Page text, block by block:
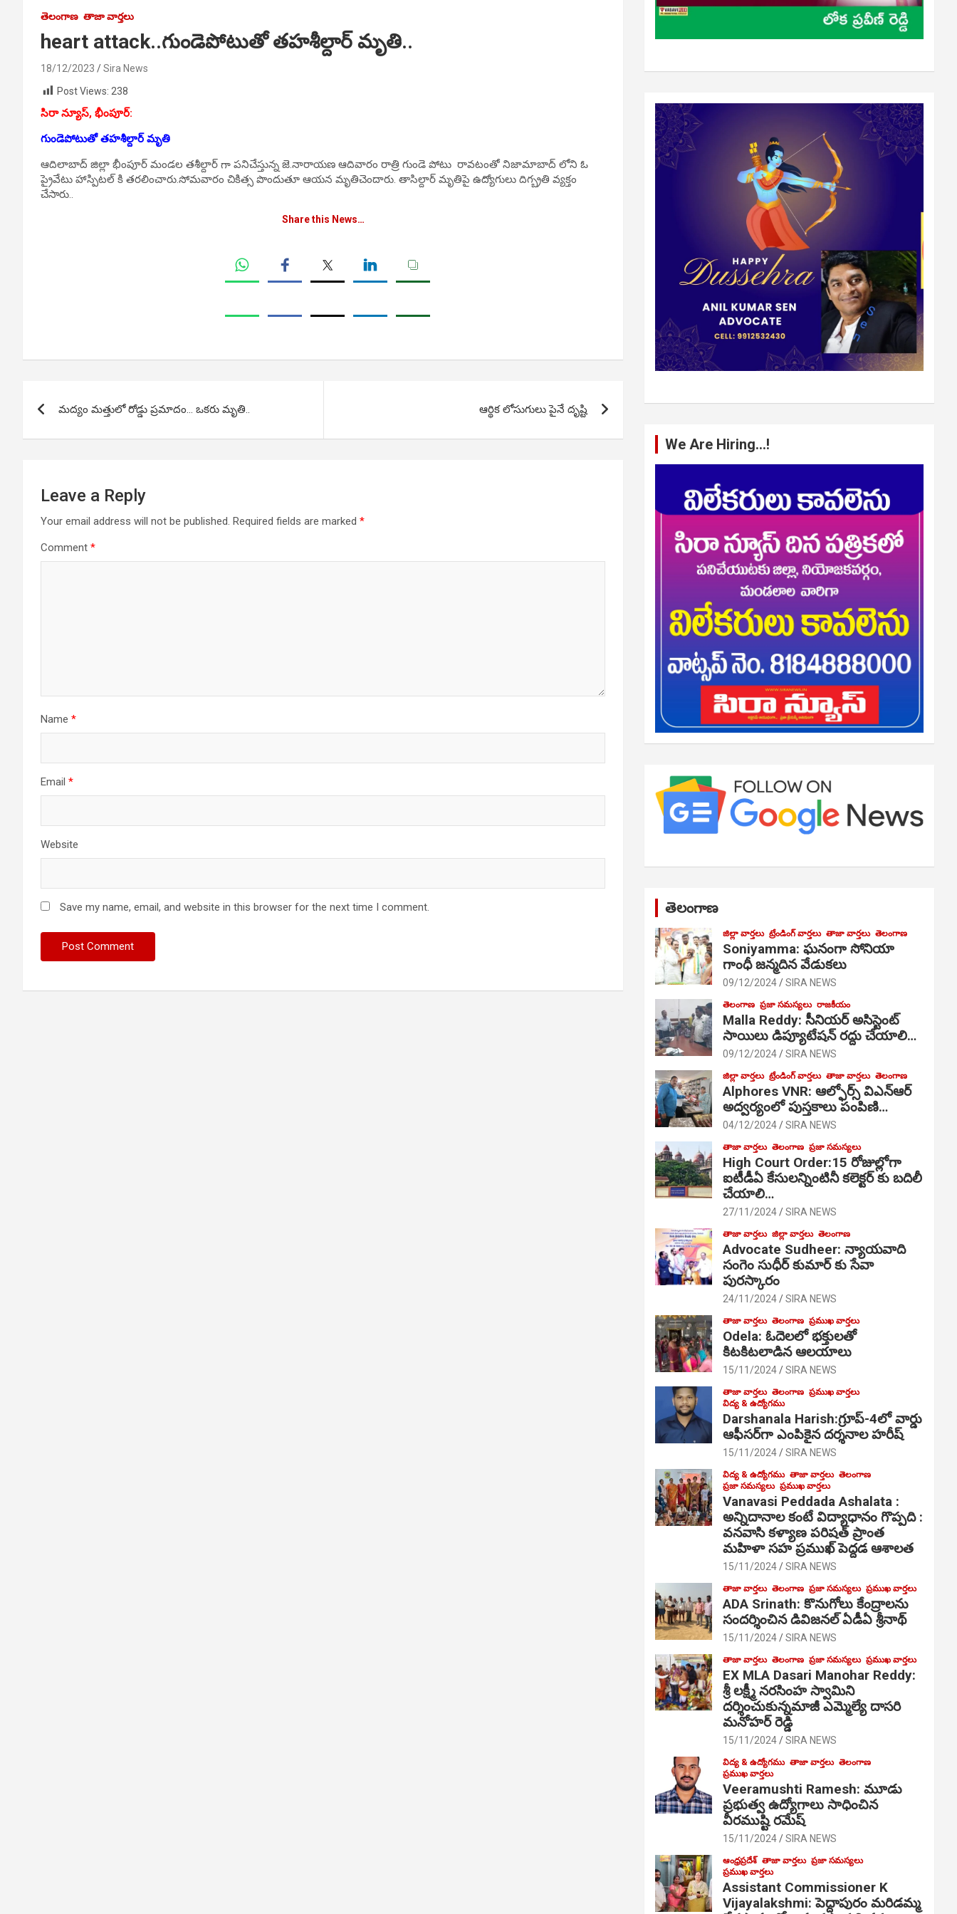
తెలంగాణ తాజా వార్తలు
heart attack..గుండెపోటుతో తహశీల్దార్ మృతి..
18/12/2023
Sira News
Post Views: 238
సిరా న్యూస్, భీంపూర్:
గుండెపోటుతో తహశీల్దార్ మృతి
ఆదిలాబాద్ జిల్లా భీంపూర్ మండల తశీల్దార్ గా పనిచేస్తున్న జె.నారాయణ ఆదివారం రాత్రి గుండె పోటు రావటంతో నిజామాబాద్ లోని ఓ
ప్రైవేటు హాస్పిటల్ కి తరలించారు.సోమవారం చికిత్స పొందుతూ ఆయన మృతిచెందారు. తాసిల్దార్ మృతిపై ఉద్యోగులు దిగ్బ్రతి వ్యక్తం
చేసారు..
Share this News…
navigation
మద్యం మత్తులో రోడ్డు ప్రమాదం… ఒకరు మృతి.. ఆర్థిక లోసుగులు పైనే దృష్టి
Leave a Reply
Your email address will not be published. Required fields are marked *
Comment *
Name *
Email *
Website
Save my name, email, and website in this browser for the next time I comment.
We Are Hiring…!
తెలంగాణ
జిల్లా వార్తలు ట్రేండింగ్ వార్తలు తాజా వార్తలు తెలంగాణ
Soniyamma: ఘ‌నంగా సోనియా
గాంధీ జ‌న్మ‌దిన వేడుక‌లు
09/12/2024 SIRA NEWS
తెలంగాణ ప్రజా సమస్యలు రాజకీయం
Malla Reddy: సీనియర్ అసిస్టెంట్
సాయిలు డిప్యూటేషన్ రద్దు చేయాలి…
09/12/2024 SIRA NEWS
జిల్లా వార్తలు ట్రేండింగ్ వార్తలు తాజా వార్తలు తెలంగాణ
Alphores VNR: ఆల్ఫోర్స్ విఎన్ఆర్
అద్వర్యంలో పుస్తకాలు పంపిణి…
04/12/2024 SIRA NEWS
తాజా వార్తలు తెలంగాణ ప్రజా సమస్యలు
High Court Order:15 రోజుల్లోగా
ఐటీడీఏ కేసులన్నింటినీ కలెక్టర్ కు బదిలీ
చేయాలి…
27/11/2024 SIRA NEWS
తాజా వార్తలు జిల్లా వార్తలు తెలంగాణ
Advocate Sudheer: న్యాయవాది
సంగెం సుధీర్ కుమార్ కు సేవా
పురస్కారం
24/11/2024 SIRA NEWS
తాజా వార్తలు తెలంగాణ ప్రముఖ వార్తలు
Odela: ఓదెల‌లో భక్తులతో
కిటకిటలాడిన ఆల‌యాలు
15/11/2024 SIRA NEWS
తాజా వార్తలు తెలంగాణ ప్రముఖ వార్తలు
విద్య & ఉద్యోగము
Darshanala Harish:గ్రూప్-4లో వార్డు
ఆఫీసర్‌గా ఎంపికైన దర్శనాల హరీష్
15/11/2024 SIRA NEWS
విద్య & ఉద్యోగము తాజా వార్తలు తెలంగాణ
ప్రజా సమస్యలు ప్రముఖ వార్తలు
Vanavasi Peddada Ashalata :
అన్నిదానాల కంటే విద్యాధానం గొప్పది :
వనవాసి కళ్యాణ పరిషత్ ప్రాంత
మహిళా సహ ప్రముఖ్ పెద్దడ ఆశాలత
15/11/2024 SIRA NEWS
తాజా వార్తలు తెలంగాణ ప్రజా సమస్యలు ప్రముఖ వార్తలు
ADA Srinath: కొనుగోలు కేంద్రాల‌ను
సంద‌ర్శించిన డివిజనల్ ఏడీఏ శ్రీనాథ్
15/11/2024 SIRA NEWS
తాజా వార్తలు తెలంగాణ ప్రజా సమస్యలు ప్రముఖ వార్తలు
EX MLA Dasari Manohar Reddy:
శ్రీ లక్ష్మీ నరసింహ స్వామిని
దర్శించుకున్నమాజీ ఎమ్మెల్యే దాసరి
మనోహర్ రెడ్డి
15/11/2024 SIRA NEWS
విద్య & ఉద్యోగము తాజా వార్తలు తెలంగాణ
ప్రముఖ వార్తలు
Veeramushti Ramesh: మూడు
ప్రభుత్వ ఉద్యోగాలు సాధించిన
వీరముష్టి రమేష్
15/11/2024 SIRA NEWS
ఆంధ్రప్రదేశ్ తాజా వార్తలు ప్రజా సమస్యలు
ప్రముఖ వార్తలు
Assistant Commissioner K
Vijayalakshmi: పెద్దాపురం మరిడమ్మ